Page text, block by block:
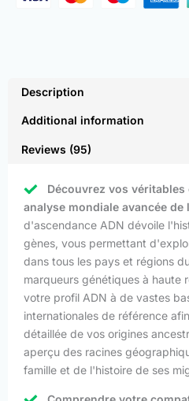
Description
Additional information
Reviews (95)
Découvrez vos
analyse mondiale avancée de
d'ascendance ADN dévoile
gènes, vous permettant
dans tous les pays et régions
marqueurs génétiques à haute
votre profil ADN à de vastes
internationales de référence
détaillée de vos origines
aperçu des racines
famille et de l'histoire de ses